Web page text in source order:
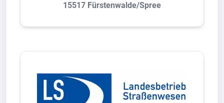
15517 Fürstenwalde/Spree